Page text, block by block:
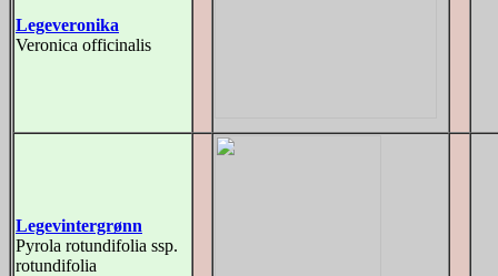
Legeveronika
Veronica officinalis
Legevintergrønn
Pyrola rotundifolia ssp.
rotundifolia